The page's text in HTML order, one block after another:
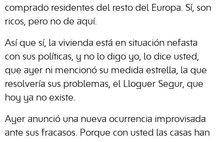
comprado residentes del resto del Europa. Sí, son
ricos, pero no de aquí.
Así que sí, la vivienda está en situación nefasta
con sus políticas, y no lo digo yo, lo dice usted,
que ayer ni mencionó su medida estrella, la que
resolvería sus problemas, el Lloguer Segur, que
hoy ya no existe.
Ayer anunció una nueva ocurrencia improvisada
ante sus fracasos. Porque con usted las casas han